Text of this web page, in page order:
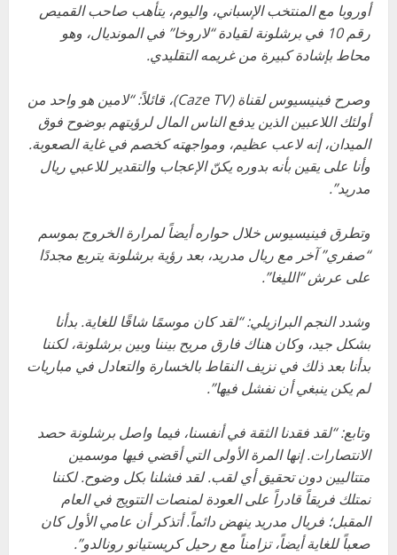
أوروبا مع المنتخب الإسباني، واليوم، يتأهب صاحب القميص
رقم 10 في برشلونة لقيادة “لاروخا” في المونديال، وهو
محاط بإشادة كبيرة من غريمه التقليدي.
وصرح فينيسيوس لقناة (Caze TV)، قائلاً: “لامين هو واحد من
أولئك اللاعبين الذين يدفع الناس المال لرؤيتهم بوضوح فوق
الميدان، إنه لاعب عظيم، ومواجهته كخصم في غاية الصعوبة.
وأنا على يقين بأنه بدوره يكنّ الإعجاب والتقدير للاعبي ريال
مدريد”.
وتطرق فينيسيوس خلال حواره أيضاً لمرارة الخروج بموسم
“صفري” آخر مع ريال مدريد، بعد رؤية برشلونة يتربع مجددًا
على عرش “الليغا”.
وشدد النجم البرازيلي: “لقد كان موسمًا شاقًا للغاية. بدأنا
بشكل جيد، وكان هناك فارق مريح بيننا وبين برشلونة، لكننا
بدأنا بعد ذلك في نزيف النقاط بالخسارة والتعادل في مباريات
لم يكن ينبغي أن نفشل فيها”.
وتابع: “لقد فقدنا الثقة في أنفسنا، فيما واصل برشلونة حصد
الانتصارات. إنها المرة الأولى التي أقضي فيها موسمين
متتاليين دون تحقيق أي لقب. لقد فشلنا بكل وضوح. لكننا
نمتلك فريقاً قادراً على العودة لمنصات التتويج في العام
المقبل؛ فريال مدريد ينهض دائماً. أتذكر أن عامي الأول كان
صعباً للغاية أيضاً، تزامناً مع رحيل كريستيانو رونالدو”.